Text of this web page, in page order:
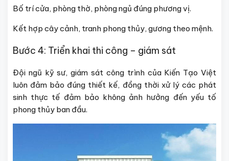
Bố trí cửa, phòng thờ, phòng ngủ đúng phương vị.
Kết hợp cây cảnh, tranh phong thủy, gương theo mệnh.
Bước 4: Triển khai thi công – giám sát
Đội ngũ kỹ sư, giám sát công trình của Kiến Tạo Việt
luôn đảm bảo đúng thiết kế, đồng thời xử lý các phát
sinh thực tế đảm bảo không ảnh hưởng đến yếu tố
phong thủy ban đầu.